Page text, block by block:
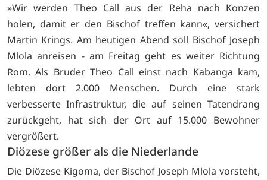
»Wir werden Theo Call aus der Reha nach Konzen
holen, damit er den Bischof treffen kann«, versichert
Martin Krings. Am heutigen Abend soll Bischof Joseph
Mlola anreisen - am Freitag geht es weiter Richtung
Rom. Als Bruder Theo Call einst nach Kabanga kam,
lebten dort 2.000 Menschen. Durch eine stark
verbesserte Infrastruktur, die auf seinen Tatendrang
zurückgeht, hat sich der Ort auf 15.000 Bewohner
vergrößert.
Diözese größer als die Niederlande
Die Diözese Kigoma, der Bischof Joseph Mlola vorsteht,